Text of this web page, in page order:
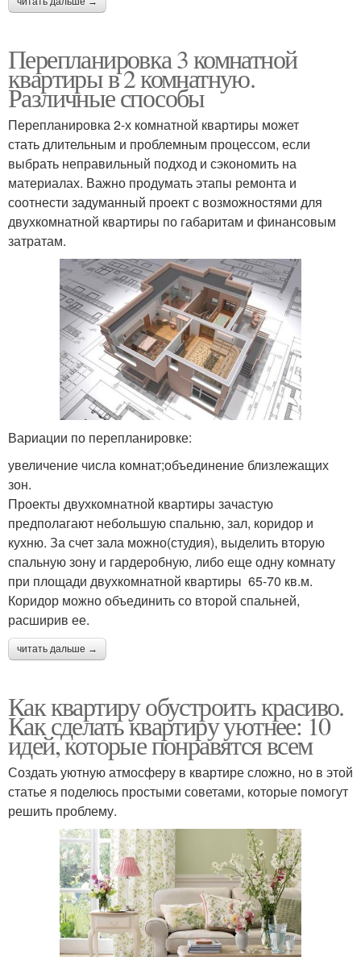
Перепланировка 3 комнатной
квартиры в 2 комнатную.
Различные способы
Перепланировка 2-х комнатной квартиры может
стать длительным и проблемным процессом, если
выбрать неправильный подход и сэкономить на
материалах. Важно продумать этапы ремонта и
соотнести задуманный проект с возможностями для
двухкомнатной квартиры по габаритам и финансовым
затратам.
Вариации по перепланировке:
увеличение числа комнат;объединение близлежащих
зон.
Проекты двухкомнатной квартиры зачастую
предполагают небольшую спальню, зал, коридор и
кухню. За счет зала можно(студия), выделить вторую
спальную зону и гардеробную, либо еще одну комнату
при площади двухкомнатной квартиры 65-70 кв.м.
Коридор можно объединить со второй спальней,
расширив ее.
читать дальше →
Как квартиру обустроить красиво.
Как сделать квартиру уютнее: 10
идей, которые понравятся всем
Создать уютную атмосферу в квартире сложно, но в этой
статье я поделюсь простыми советами, которые помогут
решить проблему.